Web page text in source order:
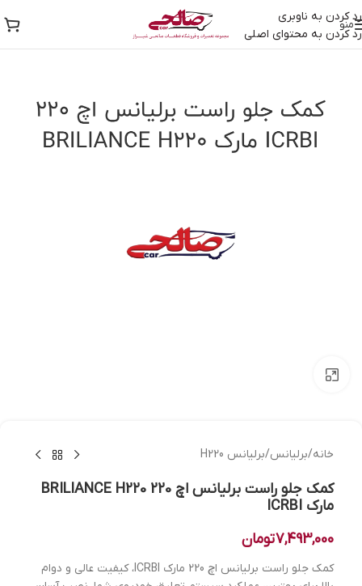
رد کردن به ناوبری
رد کردن به محتوای اصلی
منو
خانه/برلیانس/برلیانس H220
کمک جلو راست برلیانس اچ 220 BRILIANCE H220
مارک ICRBI
7,493,000تومان
کمک جلو راست برلیانس اچ 220 مارک ICRBI، کیفیت عالی و دوام